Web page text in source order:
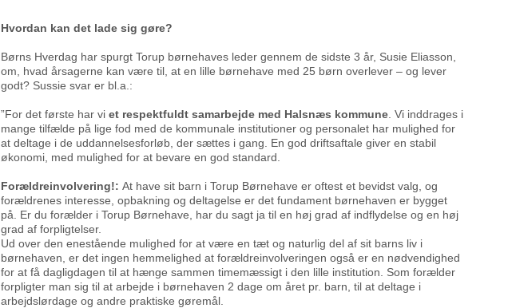
Hvordan kan det lade sig gøre?
Børns Hverdag har spurgt Torup børnehaves leder gennem de sidste 3 år, Susie Eliasson,
om, hvad årsagerne kan være til, at en lille børnehave med 25 børn overlever – og lever
godt? Sussie svar er bl.a.:
”For det første har vi et respektfuldt samarbejde med Halsnæs kommune . Vi inddrages i
mange tilfælde på lige fod med de kommunale institutioner og personalet har mulighed for
at deltage i de uddannelsesforløb, der sættes i gang. En god driftsaftale giver en stabil
økonomi, med mulighed for at bevare en god standard.
Forældreinvolvering!: At have sit barn i Torup Børnehave er oftest et bevidst valg, og
forældrenes interesse, opbakning og deltagelse er det fundament børnehaven er bygget
på. Er du forælder i Torup Børnehave, har du sagt ja til en høj grad af indflydelse og en høj
grad af forpligtelser.
Ud over den enestående mulighed for at være en tæt og naturlig del af sit barns liv i
børnehaven, er det ingen hemmelighed at forældreinvolveringen også er en nødvendighed
for at få dagligdagen til at hænge sammen timemæssigt i den lille institution. Som forælder
forpligter man sig til at arbejde i børnehaven 2 dage om året pr. barn, til at deltage i
arbejdslørdage og andre praktiske gøremål.